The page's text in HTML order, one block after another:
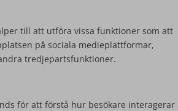
till att utföra vissa funktioner som att
på sociala medieplattformar,
tredjepartsfunktioner.
för att förstå hur besökare interagerar